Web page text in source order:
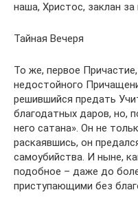
наша, Христос, заклан за
Тайная Вечеря
То же, первое
недостойного
решившийся предать
благодатных даров, но,
него сатана». Он не
раскаявшись, он
самоубийства. И ныне,
подобное – даже до
приступающими без